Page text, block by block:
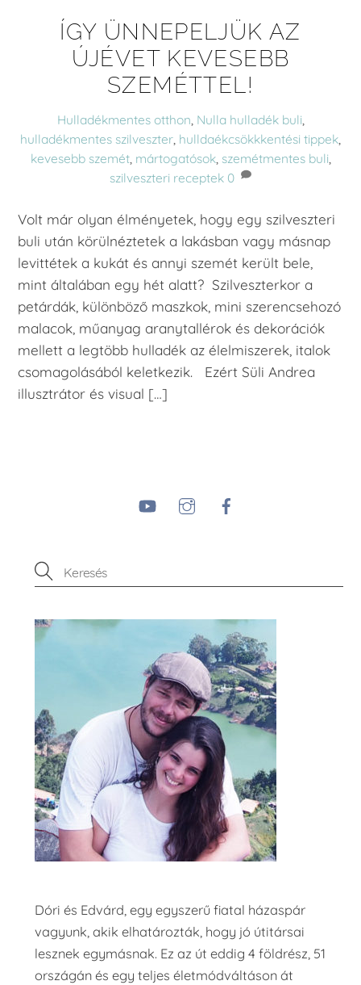
ÍGY ÜNNEPELJÜK AZ
ÚJÉVET KEVESEBB
SZEMÉTTEL!
Hulladékmentes otthon Nulla hulladék buli
hulladékmentes szilveszter hulldaékcsökkkentési tippek
kevesebb szemét, mártogatósok, szemétmentes buli
szilveszteri receptek 0
Volt már olyan élményetek, hogy egy szilveszteri
buli után körülnéztetek a lakásban vagy másnap
levittétek a kukát és annyi szemét került bele,
mint általában egy hét alatt? Szilveszterkor a
petárdák, különböző maszkok, mini szerencsehozó
malacok, műanyag aranytallérok és dekorációk
mellett a legtöbb hulladék az élelmiszerek, italok
csomagolásából keletkezik. Ezért Süli Andrea
illusztrátor és visual […]
YouTube Instagram
Dóri és Edvárd, egy egyszerű fiatal házaspár
vagyunk, akik elhatározták, hogy jó útitársai
lesznek egymásnak. Ez az út eddig 4 földrész, 51
országán és egy teljes életmódváltáson át